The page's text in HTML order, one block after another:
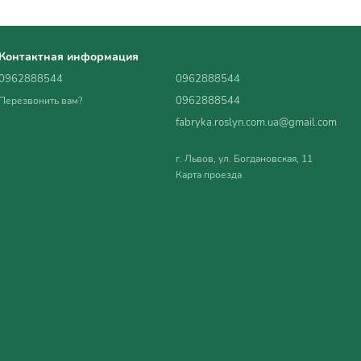
Контактная информация
Перезвонить вам?
0962888544
0962888544
fabryka.roslyn.com.ua@gmail.com
г. Львов, ул. Богдановская, 11
Карта проезда